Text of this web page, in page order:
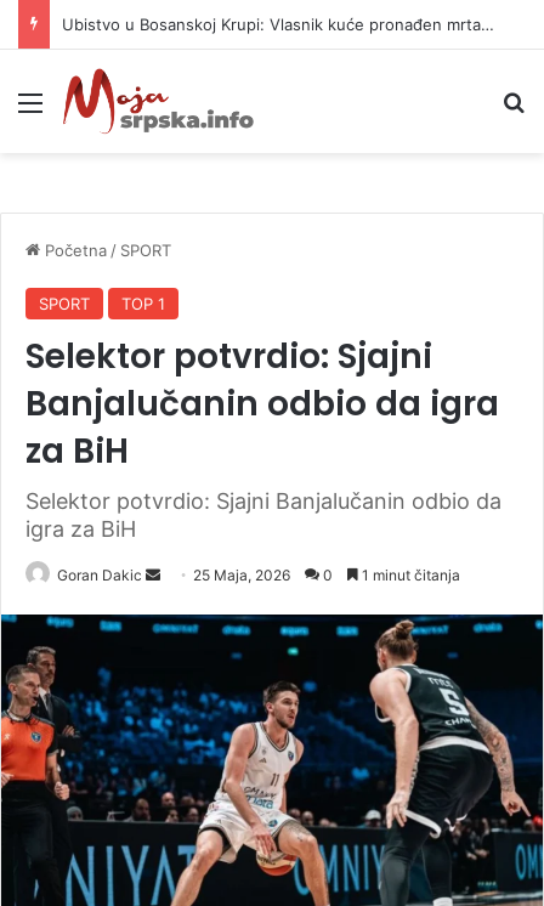
Ubistvo u Bosanskoj Krupi: Vlasnik kuće pronađen mrtav, uhapšen osumnjičeni
Meni
Početna / SPORT
SPORT TOP 1
Selektor potvrdio: Sjajni
Banjalučanin odbio da igra
za BiH
Selektor potvrdio: Sjajni Banjalučanin odbio da
igra za BiH
Goran Dakic
n
a
n
e
m
a
l
25 Maja, 2026 0 1 minut čitanja